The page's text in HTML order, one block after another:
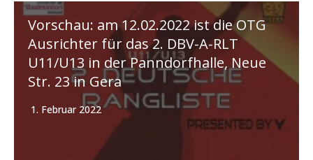
Vorschau: am 12.02.2022 ist die OTG
Ausrichter für das 2. DBV-A-RLT
U11/U13 in der Panndorfhalle, Neue
Str. 23 in Gera
1. Februar 2022